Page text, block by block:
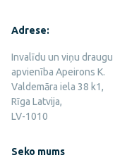
Adrese:
Invalīdu un viņu draugu
apvienība Apeirons K.
Valdemāra iela 38 k1,
Rīga Latvija,
LV-1010
Seko mums